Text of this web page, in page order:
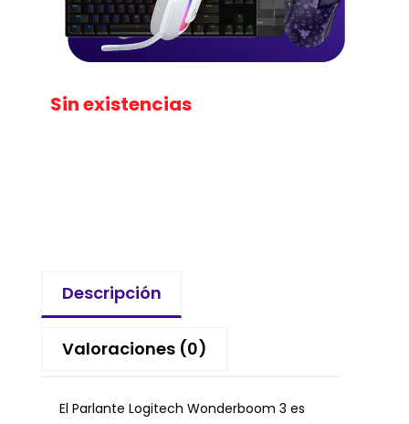
Sin existencias
Descripción
Valoraciones (0)
El Parlante Logitech Wonderboom 3 es